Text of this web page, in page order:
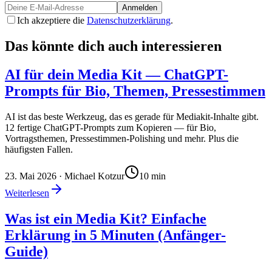
Anmelden
Ich akzeptiere die Datenschutzerklärung.
Das könnte dich auch interessieren
AI für dein Media Kit — ChatGPT-
Prompts für Bio, Themen, Pressestimmen
AI ist das beste Werkzeug, das es gerade für Mediakit-Inhalte gibt.
12 fertige ChatGPT-Prompts zum Kopieren — für Bio,
Vortragsthemen, Pressestimmen-Polishing und mehr. Plus die
häufigsten Fallen.
23. Mai 2026 · Michael Kotzur 10 min
Weiterlesen
Was ist ein Media Kit? Einfache
Erklärung in 5 Minuten (Anfänger-
Guide)